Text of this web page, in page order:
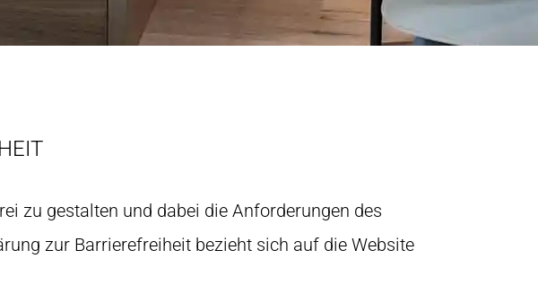
zu gestalten und dabei die Anforderungen des
zur Barrierefreiheit bezieht sich auf die Website